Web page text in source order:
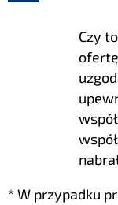
Czy
* W przypadku